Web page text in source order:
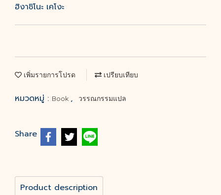
ฮิงาชิโนะ เคโงะ
เพิ่มรายการโปรด เปรียบเทียบ
หมวดหมู่ : Book , วรรณกรรมแปล
Share
Product description